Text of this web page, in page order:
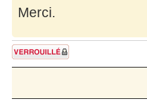
Merci.
Sujet verrouillé